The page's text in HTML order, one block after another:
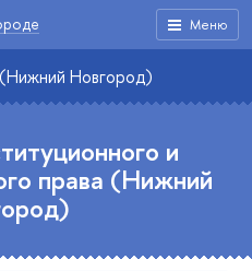
Меню
Новгород)
и
права (Нижний